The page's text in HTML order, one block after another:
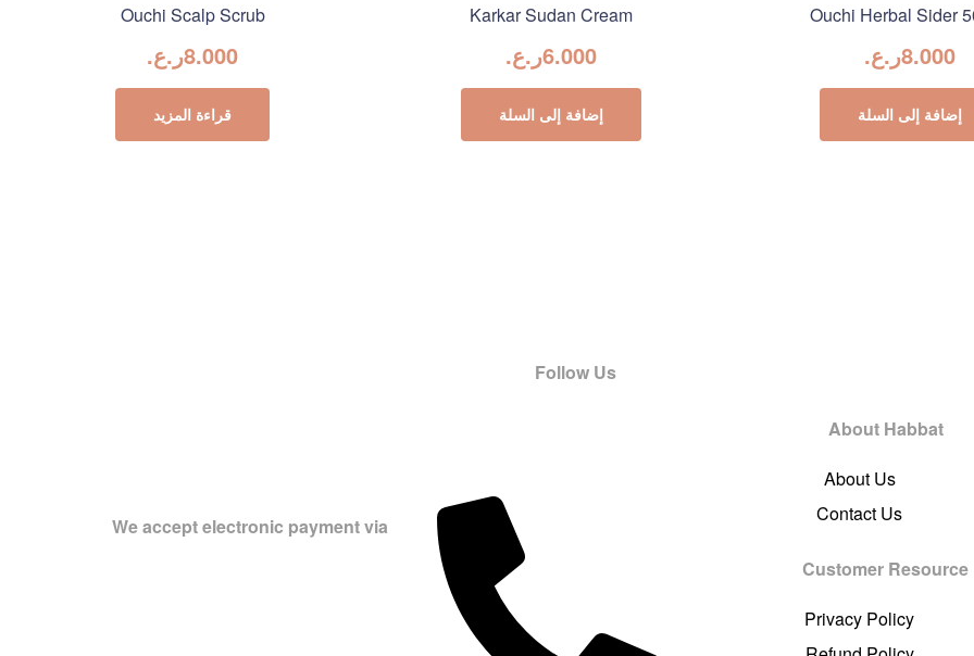
Ouchi Herbal Sider
8.000ر.ع.
إضافة إلى السلة
Karkar Sudan Cream
6.000ر.ع.
إضافة إلى السلة
Ouchi Scalp Scrub
8.000ر.ع.
قراءة المزيد
About Habbat
About Us
Contact Us
Customer Resource
Privacy Policy
Follow Us
We accept electronic payment via